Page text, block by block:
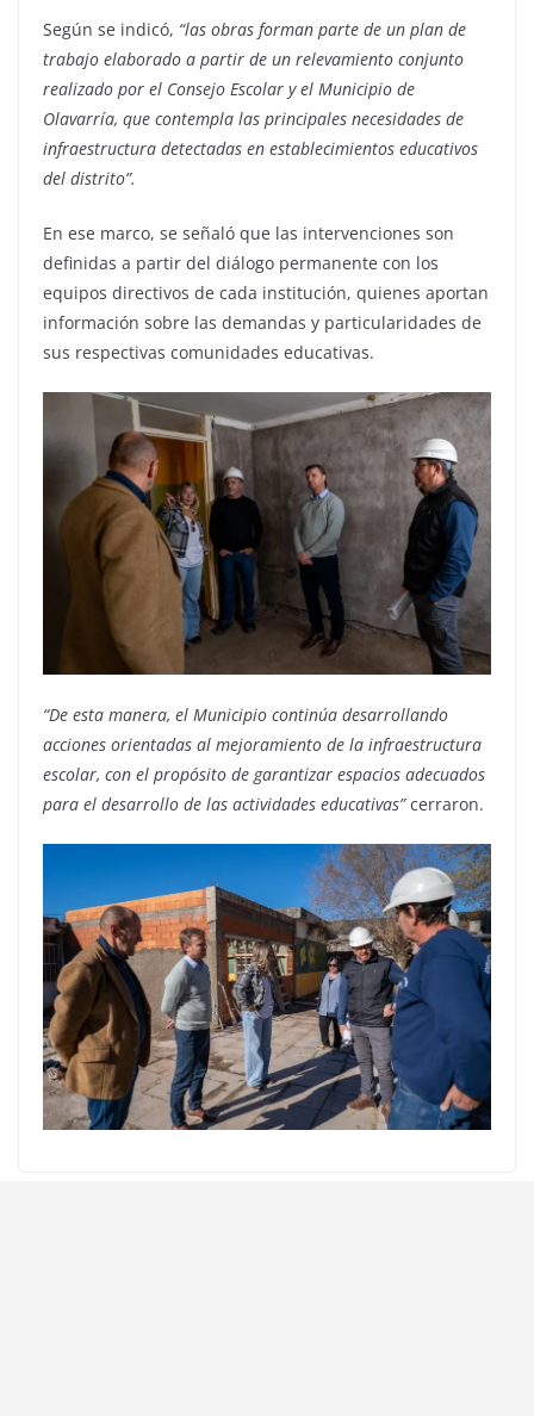
Según se indicó, “las obras forman parte de un plan de
trabajo elaborado a partir de un relevamiento conjunto
realizado por el Consejo Escolar y el Municipio de
Olavarría, que contempla las principales necesidades de
infraestructura detectadas en establecimientos educativos
del distrito”.
En ese marco, se señaló que las intervenciones son
definidas a partir del diálogo permanente con los
equipos directivos de cada institución, quienes aportan
información sobre las demandas y particularidades de
sus respectivas comunidades educativas.
“De esta manera, el Municipio continúa desarrollando
acciones orientadas al mejoramiento de la infraestructura
escolar, con el propósito de garantizar espacios adecuados
para el desarrollo de las actividades educativas”cerraron.